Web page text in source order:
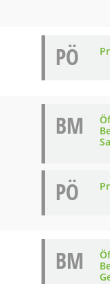
PÖ
BM
PÖ
BM